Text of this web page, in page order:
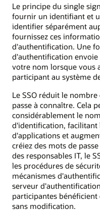
Le principe du single
fournir un identifiant et
identifier séparément
fournissez ces
d'authentification. Une
d'authentification
votre nom lorsque vous
participant au système
Le SSO réduit le
passe à connaître. Cela
considérablement le
d'identification, facilitant
d'applications et
créiez des mots de
des responsables IT, le
les procédures de
mécanismes
serveur
participantes
sans modification.